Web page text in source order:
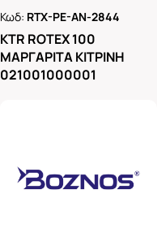
Κωδ: RTX-PE-AN-2844
KTR ROTEX 100
ΜΑΡΓΑΡΙΤΑ ΚΙΤΡΙΝΗ
021001000001